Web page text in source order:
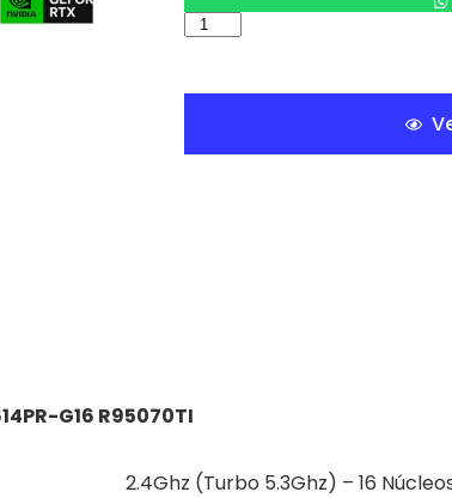
G16 R95070TI
2.4Ghz (Turbo 5.3Ghz) – 16